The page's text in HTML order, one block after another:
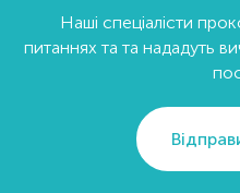
Наші спеціалісти
питаннях та та нададуть